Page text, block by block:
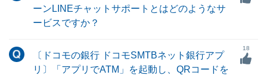
ーンLINEチャットサポートとはどのようなサ
ービスですか？
〔ドコモの銀行 ドコモSMTBネット銀行アプ
リ〕「アプリでATM」を起動し、QRコードを
18